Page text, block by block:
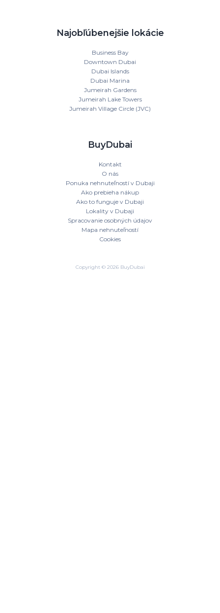
Najobľúbenejšie lokácie
Business Bay
Downtown Dubai
Dubai Islands
Dubai Marina
Jumeirah Gardens
Jumeirah Lake Towers
Jumeirah Village Circle (JVC)
BuyDubai
Kontakt
O nás
Ponuka nehnuteľností v Dubaji
Ako prebieha nákup
Ako to funguje v Dubaji
Lokality v Dubaji
Spracovanie osobných údajov
Mapa nehnuteľností
Cookies
Copyright © 2026 BuyDubai